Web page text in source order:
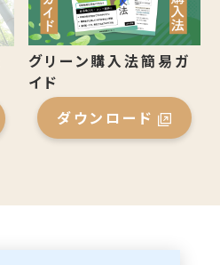
グリーン購入法簡易ガ
イド
ダウンロード